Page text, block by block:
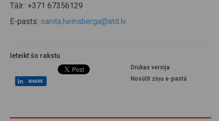
Tālr.: +371 67356129
E-pasts: sanita.heinsberga@atd.lv
Ieteikt šo rakstu
Drukas versija
Nosūtīt ziņu e-pastā